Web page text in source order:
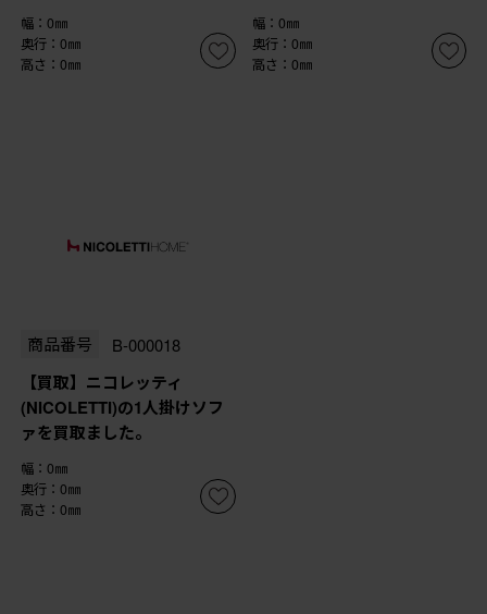
幅：0㎜
奥行：0㎜
高さ：0㎜
幅：0㎜
奥行：0㎜
高さ：0㎜
商品番号 B-000018
【買取】ニコレッティ
(NICOLETTI)の1人掛けソフ
ァを買取ました。
幅：0㎜
奥行：0㎜
高さ：0㎜